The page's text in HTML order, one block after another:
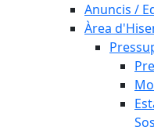
Anuncis /
Àrea